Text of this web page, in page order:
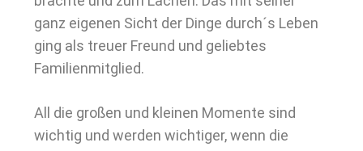
ganz eigenen Sicht der Dinge durch´s Leben
ging als treuer Freund und geliebtes
Familienmitglied.
All die großen und kleinen Momente sind
wichtig und werden wichtiger, wenn die